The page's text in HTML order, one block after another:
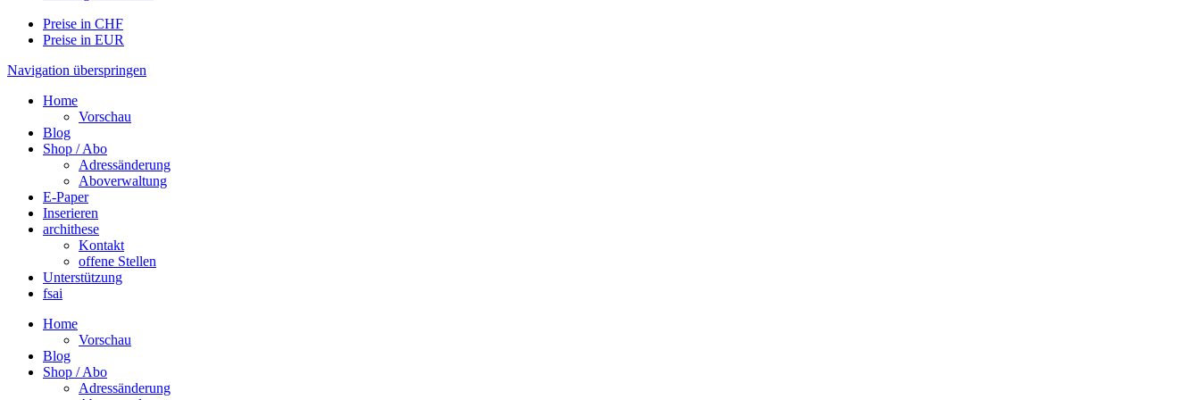
Preise in CHF
Preise in EUR
Navigation überspringen
Home
Vorschau
Blog
Shop / Abo
Adressänderung
Aboverwaltung
E-Paper
Inserieren
archithese
Kontakt
offene Stellen
Unterstützung
fsai
Home
Vorschau
Blog
Shop / Abo
Adressänderung